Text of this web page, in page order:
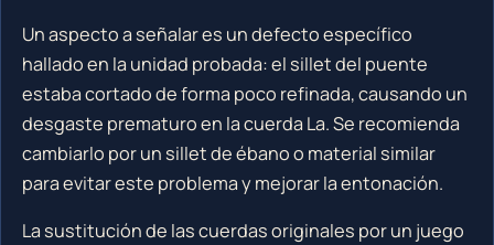
Un aspecto a señalar es un defecto específico
hallado en la unidad probada: el sillet del puente
estaba cortado de forma poco refinada, causando un
desgaste prematuro en la cuerda La. Se recomienda
cambiarlo por un sillet de ébano o material similar
para evitar este problema y mejorar la entonación.
La sustitución de las cuerdas originales por un juego